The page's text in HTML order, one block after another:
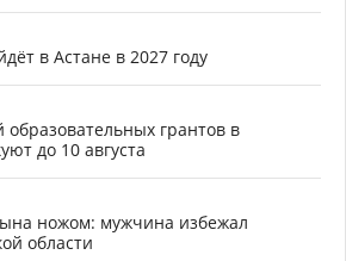
в Астане в 2027 году
образовательных грантов в
до 10 августа
ножом: мужчина избежал
области